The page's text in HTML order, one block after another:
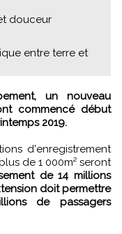
douceur
entre terre et
commencé début
2019.
d'enregistrement
de 1 000m² seront
de 14 millions
doit permettre
de passagers